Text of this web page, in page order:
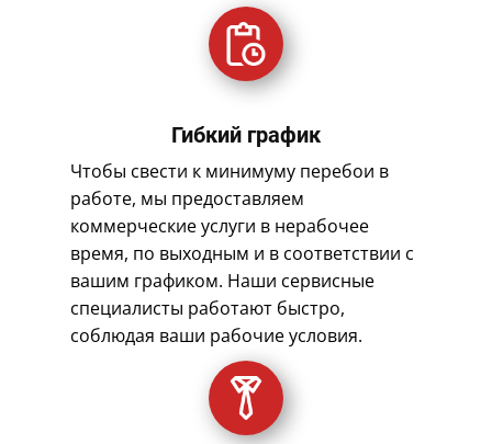
Гибкий график
Чтобы свести к минимуму перебои в
работе, мы предоставляем
коммерческие услуги в нерабочее
время, по выходным и в соответствии с
вашим графиком. Наши сервисные
специалисты работают быстро,
соблюдая ваши рабочие условия.